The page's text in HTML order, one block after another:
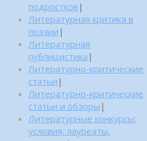
подростков |
Литературная критика в
поэзии |
Литературная
публицистика |
Литературно-критические
статьи |
Литературно-критические
статьи и обзоры |
Литературные конкурсы:
условия, лауреаты,